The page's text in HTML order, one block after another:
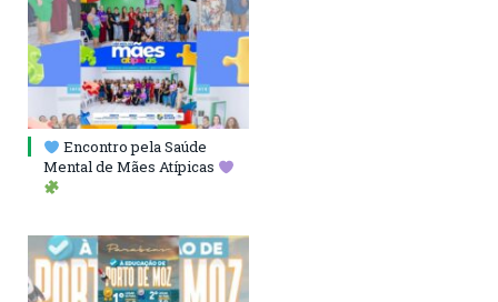
Encontro pela Saúde
Mental de Mães Atípicas